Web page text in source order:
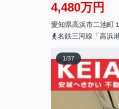
4,480万円
愛知県高浜市二池町
名鉄三河線「高浜
1/37